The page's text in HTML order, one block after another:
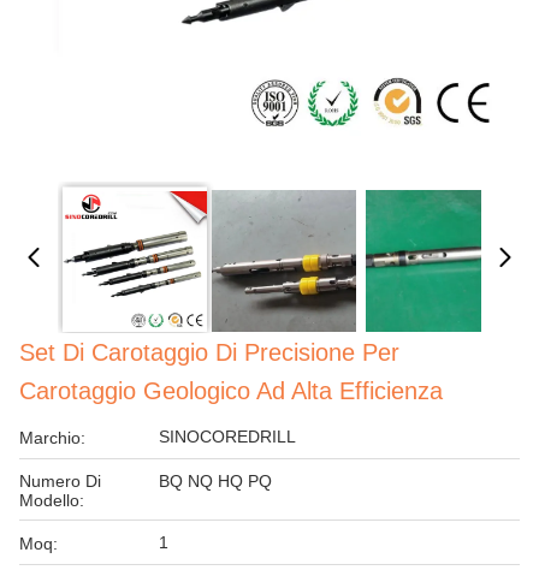
Set Di Carotaggio Di Precisione Per
Carotaggio Geologico Ad Alta Efficienza
Marchio: SINOCOREDRILL
Numero Di
Modello:
BQ NQ HQ PQ
Moq: 1